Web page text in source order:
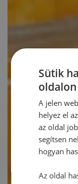
Sütik
oldalon
A jelen
helyez el
az oldal
segítsen
hogyan
Az oldal